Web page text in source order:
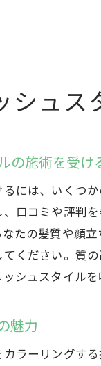
人気の
群馬県
群馬県
メッシュス
メッシュ
群馬県
メッシ
群馬県
メッシ
群馬県の美
人気の
ュス
の施術を受け
には、いくつ
口コミや評判
たの髪質や顔
ください。質
シュスタイルを
魅力
ラーリングす